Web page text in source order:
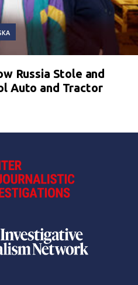
Russia Stole and
Auto and Tractor